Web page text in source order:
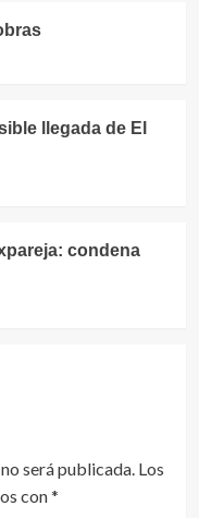
llegada de El
condena
será publicada. Los
con*